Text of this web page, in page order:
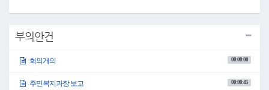
부의안건
회의개의 00:00:00
주민복지과장 보고 00:00:45